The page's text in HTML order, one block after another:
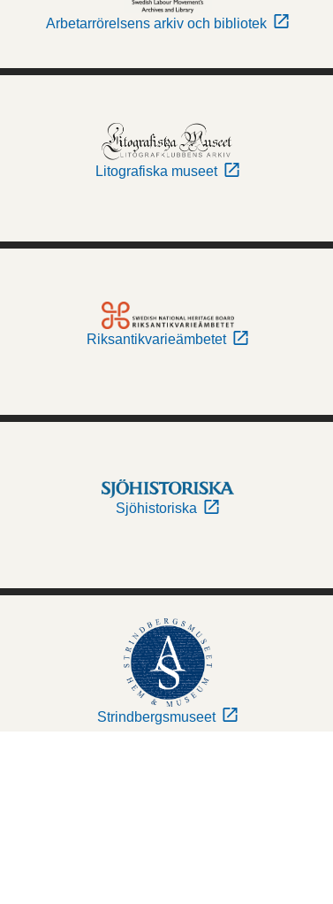
Arbetarrörelsens arkiv och bibliotek
Litografiska museet
Riksantikvarieämbetet
Sjöhistoriska
Strindbergsmuseet